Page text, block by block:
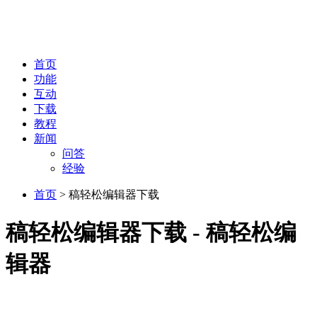
首页
功能
互动
下载
教程
新闻
问答
经验
首页 > 稿轻松编辑器下载
稿轻松编辑器下载 - 稿轻松编
辑器